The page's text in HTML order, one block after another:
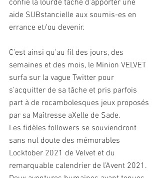
confié la lourde tâche d’apporter une
aide SUBstancielle aux soumis-es en
errance et/ou devenir.
C’est ainsi qu’au fil des jours, des
semaines et des mois, le Minion VELVET
surfa sur la vague Twitter pour
s’acquitter de sa tâche et pris parfois
part à de rocambolesques jeux proposés
par sa Maîtresse aXelle de Sade.
Les fidèles followers se souviendront
sans nul doute des mémorables
Locktober 2021 de Velvet et du
remarquable calendrier de l’Avent 2021.